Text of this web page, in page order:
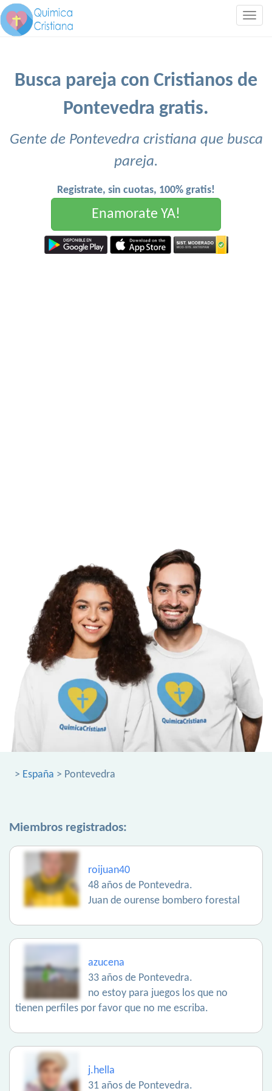
Busca pareja con Cristianos de
Pontevedra gratis.
Gente de Pontevedra cristiana que busca
pareja.
Registrate, sin cuotas, 100% gratis!
Enamorate YA!
> España > Pontevedra
Miembros registrados:
roijuan40
48 años de Pontevedra.
Juan de ourense bombero forestal
azucena
33 años de Pontevedra.
no estoy para juegos los que no
tienen perfiles por favor que no me escriba.
j.hella
31 años de Pontevedra.